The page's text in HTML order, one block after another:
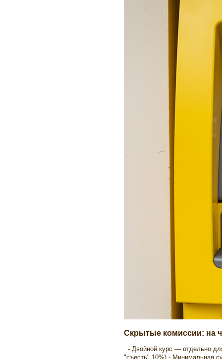
Скрытые комиссии: на
- Двойной курс — отдельно
"съесть" 10%) - Минимальная